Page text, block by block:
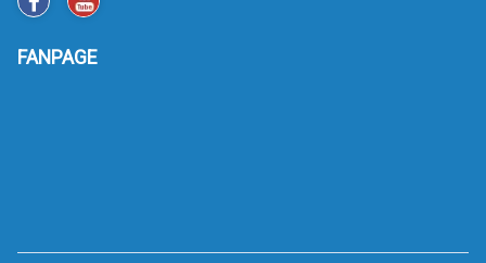
FANPAGE